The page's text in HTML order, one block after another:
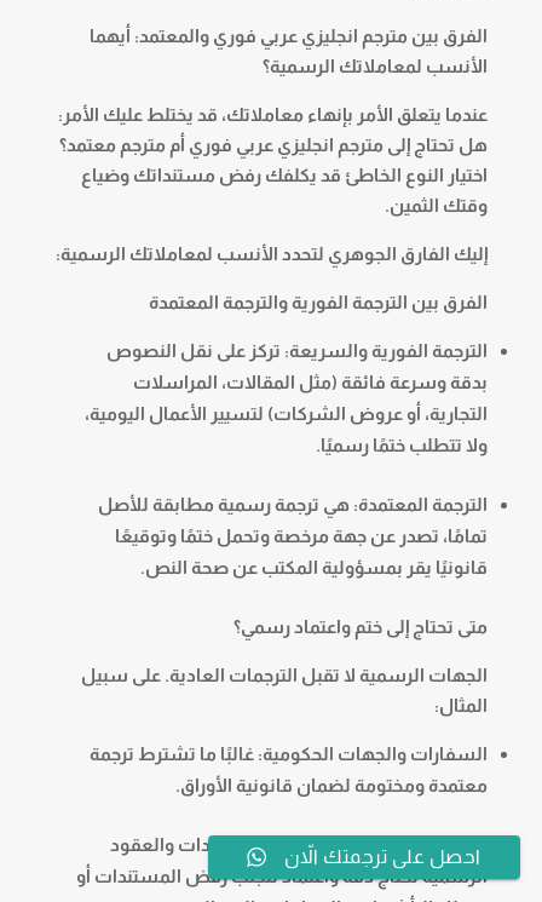
الفرق بين مترجم انجليزي عربي فوري والمعتمد: أيهما
الأنسب لمعاملاتك الرسمية؟
عندما يتعلق الأمر بإنهاء معاملاتك، قد يختلط عليك الأمر:
هل تحتاج إلى مترجم انجليزي عربي فوري أم مترجم معتمد؟
اختيار النوع الخاطئ قد يكلفك رفض مستنداتك وضياع
وقتك الثمين.
إليك الفارق الجوهري لتحدد الأنسب لمعاملاتك الرسمية:
الفرق بين الترجمة الفورية والترجمة المعتمدة
الترجمة الفورية والسريعة: تركز على نقل النصوص
بدقة وسرعة فائقة (مثل المقالات، المراسلات
التجارية، أو عروض الشركات) لتسيير الأعمال اليومية،
ولا تتطلب ختمًا رسميًا.
الترجمة المعتمدة: هي ترجمة رسمية مطابقة للأصل
تمامًا، تصدر عن جهة مرخصة وتحمل ختمًا وتوقيعًا
قانونيًا يقر بمسؤولية المكتب عن صحة النص.
متى تحتاج إلى ختم واعتماد رسمي؟
الجهات الرسمية لا تقبل الترجمات العادية. على سبيل
المثال:
السفارات والجهات الحكومية: غالبًا ما تشترط ترجمة
معتمدة ومختومة لضمان قانونية الأوراق.
المستندات الحساسة: ترجمة الشهادات والعقود
الرسمية تحتاج دقة واعتماد لتجنب رفض المستندات أو
احصل على ترجمتك الاّن